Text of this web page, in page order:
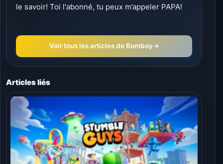
le savoir! Toi l'abonné, tu peux m’appeler PAPA!
Voir tous les articles de Bomboy→
Articles liés